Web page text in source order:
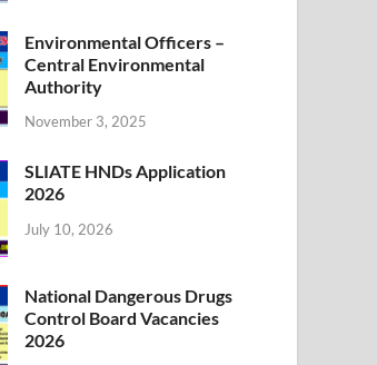
Environmental Officers –
Central Environmental
Authority
November 3, 2025
SLIATE HNDs Application
2026
July 10, 2026
National Dangerous Drugs
Control Board Vacancies
2026